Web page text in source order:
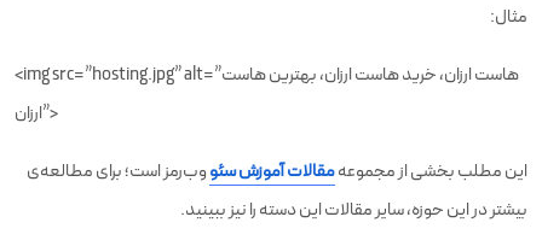
مثال:
<img src=”hosting.jpg” alt=”هاست ارزان، خرید هاست ارزان، بهترین هاست
ارزان”>
این مطلب بخشی از مجموعهمقالات آموزش‌ سئووب‌رمز است؛ برای مطالعه‌ی
بیشتر در این حوزه، سایر مقالات این دسته را نیز ببینید.